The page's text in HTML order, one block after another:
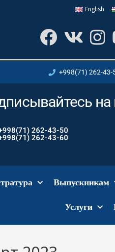
English
+998(71) 262-43-
262-43-50
262-43-60
Выпускникам
Услуги